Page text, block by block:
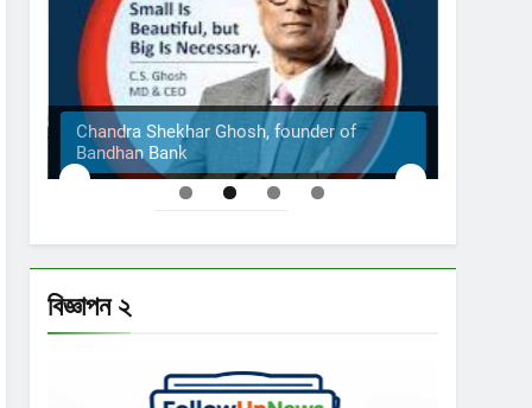
Chandra Shekhar Ghosh, founder of
Bandhan Bank
বিজ্ঞাপন ২